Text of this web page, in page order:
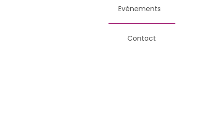
Evénements
Contact